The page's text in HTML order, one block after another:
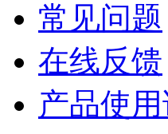
常见问题
在线反馈
产品使用